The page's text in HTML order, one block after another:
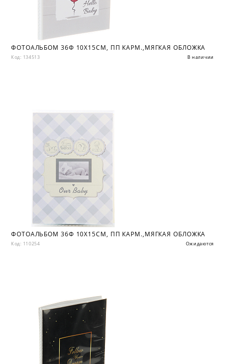
ФОТОАЛЬБОМ 36Ф 10X15СМ, ПП КАРМ.,МЯГКАЯ ОБЛОЖКА
Код: 134513 В наличии
ФОТОАЛЬБОМ 36Ф 10X15СМ, ПП КАРМ.,МЯГКАЯ ОБЛОЖКА
Код: 110254 Ожидаются